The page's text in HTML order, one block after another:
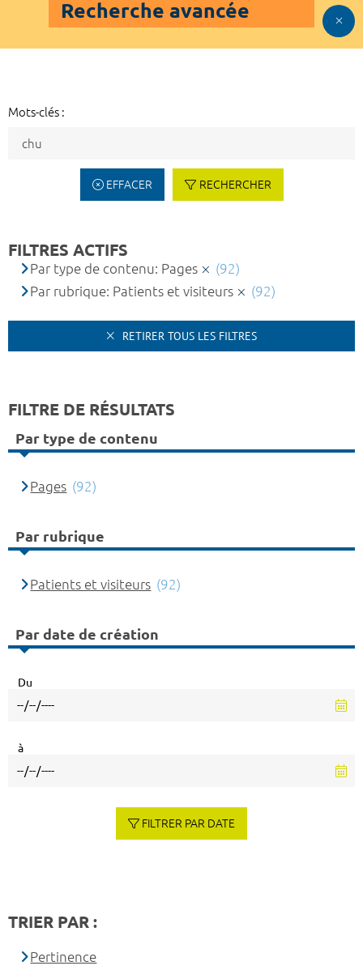
Recherche avancée
Mots-clés :
EFFACER RECHERCHER
FILTRES ACTIFS
Par type de contenu: Pages
(92)
Par rubrique: Patients et visiteurs
(92)
RETIRER TOUS LES FILTRES
FILTRE DE RÉSULTATS
Par type de contenu
Pages (92)
Par rubrique
Patients et visiteurs (92)
Par date de création
Du
à
FILTRER PAR DATE
TRIER PAR :
Pertinence